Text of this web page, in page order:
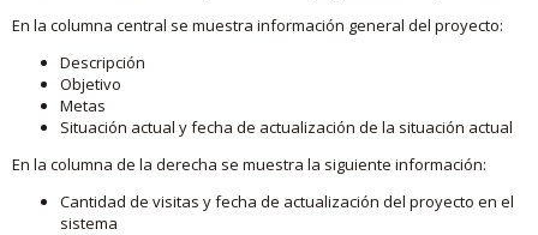
En la columna central se muestra información general del proyecto:
Descripción
Objetivo
Metas
Situación actual y fecha de actualización de la situación actual
En la columna de la derecha se muestra la siguiente información:
Cantidad de visitas y fecha de actualización del proyecto en el
sistema